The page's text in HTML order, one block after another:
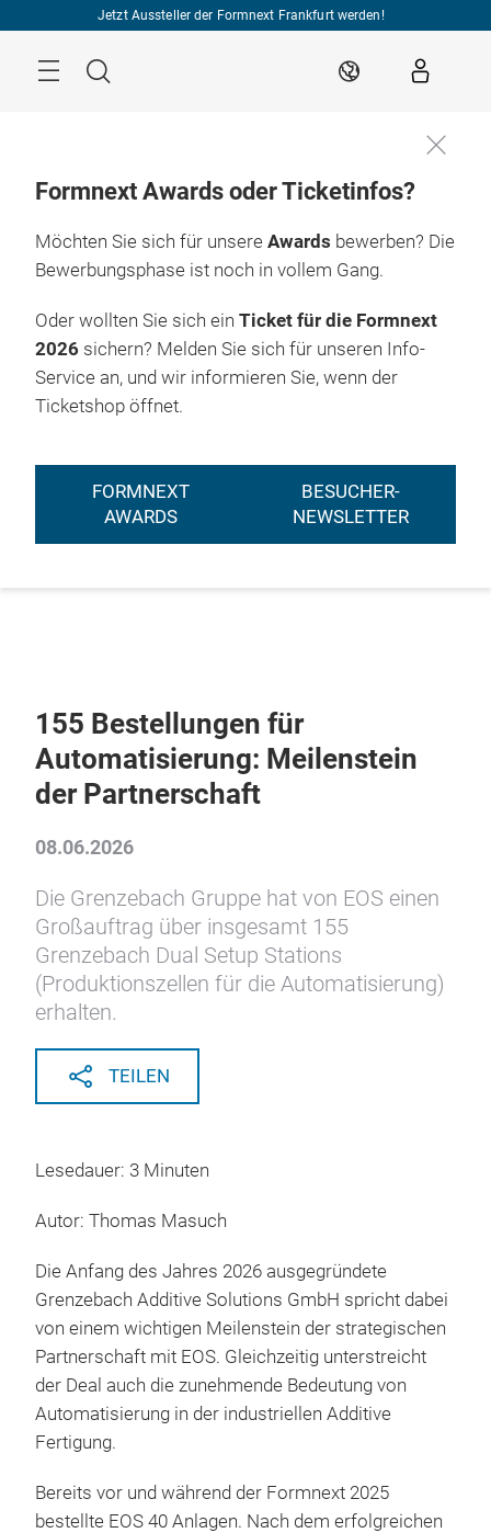
Jetzt Aussteller der Formnext Frankfurt werden!
Suche DE
Formnext Awards oder Ticketinfos?
Möchten Sie sich für unsere Awards bewerben? Die
Bewerbungsphase ist noch in vollem Gang.
Oder wollten Sie sich ein Ticket für die Formnext
2026 sichern? Melden Sie sich für unseren Info-
Service an, und wir informieren Sie, wenn der
Ticketshop öffnet.
FORMNEXT
AWARDS
BESUCHER-
NEWSLETTER
155 Bestellungen für
Automatisierung: Meilenstein
der Partnerschaft
08.06.2026
Die Grenzebach Gruppe hat von EOS einen
Großauftrag über insgesamt 155
Grenzebach Dual Setup Stations
(Produktionszellen für die Automatisierung)
erhalten.
TEILEN
Lesedauer: 3 Minuten
Autor: Thomas Masuch
Die Anfang des Jahres 2026 ausgegründete
Grenzebach Additive Solutions GmbH spricht dabei
von einem wichtigen Meilenstein der strategischen
Partnerschaft mit EOS. Gleichzeitig unterstreicht
der Deal auch die zunehmende Bedeutung von
Automatisierung in der industriellen Additive
Fertigung.
Bereits vor und während der Formnext 2025
bestellte EOS 40 Anlagen. Nach dem erfolgreichen